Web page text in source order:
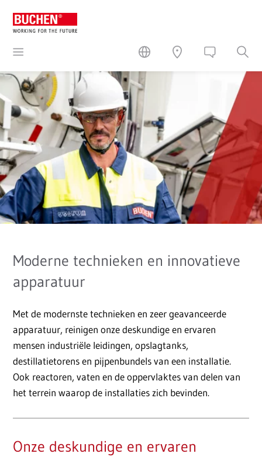
Moderne technieken en innovatieve
apparatuur
Met de modernste technieken en zeer geavanceerde
apparatuur, reinigen onze deskundige en ervaren
mensen industriële leidingen, opslagtanks,
destillatietorens en pijpenbundels van een installatie.
Ook reactoren, vaten en de oppervlaktes van delen van
het terrein waarop de installaties zich bevinden.
Onze deskundige en ervaren